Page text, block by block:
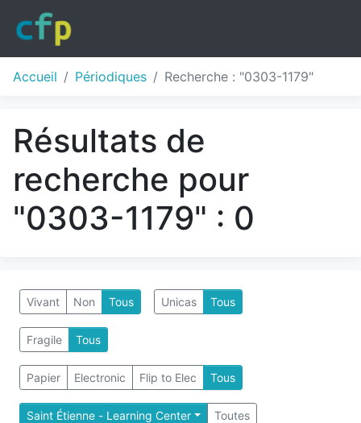
Accueil Périodiques Recherche : "0303-1179"
Résultats de
recherche pour
"0303-1179" : 0
Vivant Non Tous Unicas Tous
Fragile Tous
Papier Electronic Flip to Elec Tous
Saint Étienne - Learning Center Toutes